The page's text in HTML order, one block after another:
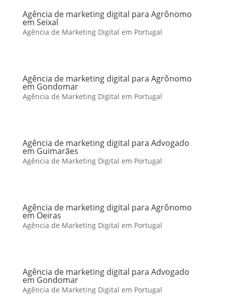
Agência de marketing digital para Agrônomo
em Seixal
Agência de Marketing Digital em Portugal
Agência de marketing digital para Agrônomo
em Gondomar
Agência de Marketing Digital em Portugal
Agência de marketing digital para Advogado
em Guimarães
Agência de Marketing Digital em Portugal
Agência de marketing digital para Agrônomo
em Oeiras
Agência de Marketing Digital em Portugal
Agência de marketing digital para Advogado
em Gondomar
Agência de Marketing Digital em Portugal